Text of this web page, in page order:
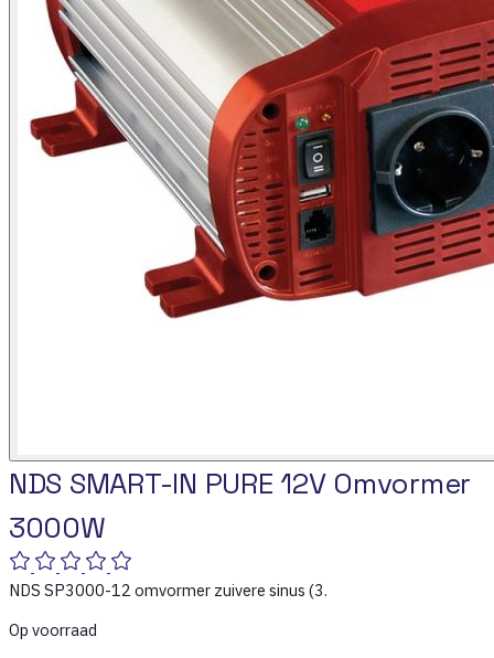
NDS SMART-IN PURE 12V Omvormer
3000W
NDS SP3000-12 omvormer zuivere sinus (3.
Op voorraad